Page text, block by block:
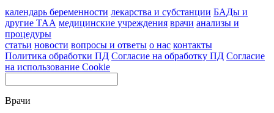
календарь беременности лекарства и субстанции БАДы и
другие ТАА медицинские учреждения врачи анализы и
процедуры
статьи новости вопросы и ответы о нас контакты
Политика обработки ПД Согласие на обработку ПД Согласие
на использование Cookie
Врачи